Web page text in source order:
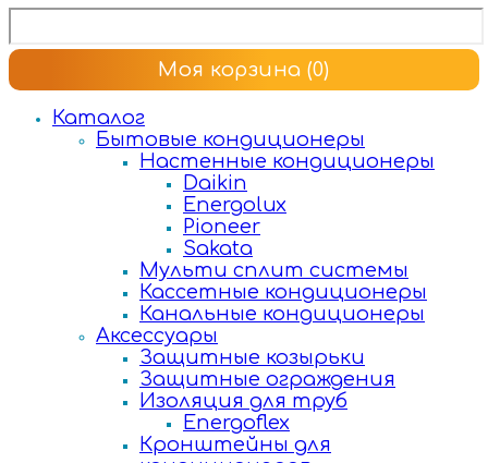
Моя корзина (0)
Каталог
Бытовые кондиционеры
Настенные кондиционеры
Daikin
Energolux
Pioneer
Sakata
Мульти сплит системы
Кассетные кондиционеры
Канальные кондиционеры
Аксессуары
Защитные козырьки
Защитные ограждения
Изоляция для труб
Energoflex
Кронштейны для